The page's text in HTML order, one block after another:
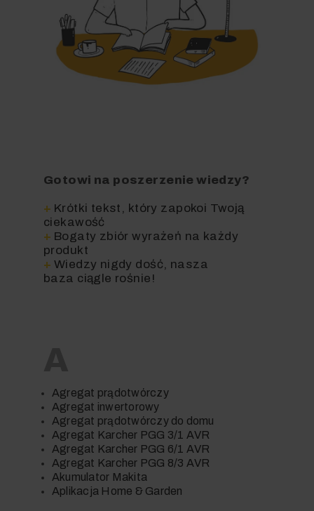
Gotowi na poszerzenie wiedzy?
+ Krótki tekst, który zapokoi Twoją
ciekawość
+ Bogaty zbiór wyrażeń na każdy
produkt
+ Wiedzy nigdy dość, nasza
baza ciągle rośnie!
Agregat prądotwórczy
Agregat inwertorowy
Agregat prądotwórczy do domu
Agregat Karcher PGG 3/1 AVR
Agregat Karcher PGG 6/1 AVR
Agregat Karcher PGG 8/3 AVR
Akumulator Makita
Aplikacja Home & Garden